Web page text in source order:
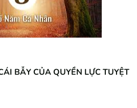
BẪY CỦA QUYỀN LỰC TUYỆT